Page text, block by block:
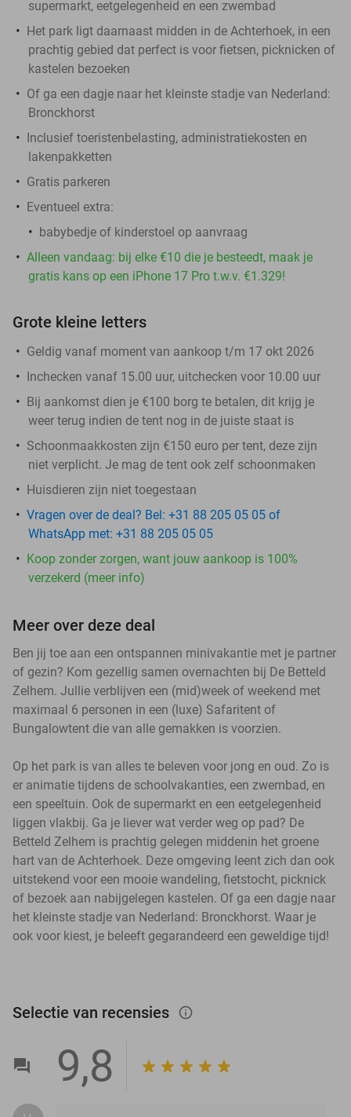
supermarkt, eetgelegenheid en een zwembad
Het park ligt daarnaast midden in de Achterhoek, in een
prachtig gebied dat perfect is voor fietsen, picknicken of
kastelen bezoeken
Of ga een dagje naar het kleinste stadje van Nederland:
Bronckhorst
Inclusief toeristenbelasting, administratiekosten en
lakenpakketten
Gratis parkeren
Eventueel extra:
babybedje of kinderstoel op aanvraag
Alleen vandaag: bij elke €10 die je besteedt, maak je
gratis kans op een iPhone 17 Pro t.w.v. €1.329!
Grote kleine letters
Geldig vanaf moment van aankoop t/m 17 okt 2026
Inchecken vanaf 15.00 uur, uitchecken voor 10.00 uur
Bij aankomst dien je €100 borg te betalen, dit krijg je
weer terug indien de tent nog in de juiste staat is
Schoonmaakkosten zijn €150 euro per tent, deze zijn
niet verplicht. Je mag de tent ook zelf schoonmaken
Huisdieren zijn niet toegestaan
Vragen over de deal? Bel: +31 88 205 05 05 of
WhatsApp met: +31 88 205 05 05
Koop zonder zorgen, want jouw aankoop is 100%
verzekerd (meer info)
Meer over deze deal
Ben jij toe aan een ontspannen minivakantie met je partner
of gezin? Kom gezellig samen overnachten bij De Betteld
Zelhem. Jullie verblijven een (mid)week of weekend met
maximaal 6 personen in een (luxe) Safaritent of
Bungalowtent die van alle gemakken is voorzien.
Op het park is van alles te beleven voor jong en oud. Zo is
er animatie tijdens de schoolvakanties, een zwembad, en
een speeltuin. Ook de supermarkt en een eetgelegenheid
liggen vlakbij. Ga je liever wat verder weg op pad? De
Betteld Zelhem is prachtig gelegen middenin het groene
hart van de Achterhoek. Deze omgeving leent zich dan ook
uitstekend voor een mooie wandeling, fietstocht, picknick
of bezoek aan nabijgelegen kastelen. Of ga een dagje naar
het kleinste stadje van Nederland: Bronckhorst. Waar je
ook voor kiest, je beleeft gegarandeerd een geweldige tijd!
Selectie van recensies info_outlined
9,8